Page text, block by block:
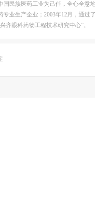
国民族医药工业为己任，全心全意
专业生产企业；2003年12月，通过
齐眼科药物工程技术研究中心”。